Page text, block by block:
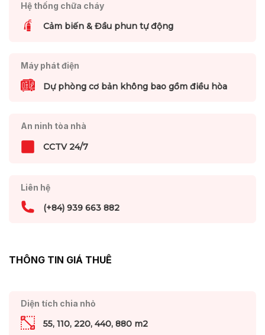
Hệ thống chữa cháy
Cảm biến & Đầu phun tự động
Máy phát điện
Dự phòng cơ bản không bao gồm điều hòa
An ninh tòa nhà
CCTV 24/7
Liên hệ
(+84) 939 663 882
THÔNG TIN GIÁ THUÊ
Diện tích chia nhỏ
55, 110, 220, 440, 880 m2